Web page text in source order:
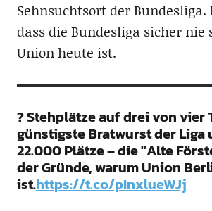
Sehnsuchtsort der
dass die Bundesliga sicher nie
Union heute ist.
? Stehplätze auf drei von vier
günstigste Bratwurst der Liga
22.000 Plätze – die "Alte
der Gründe, warum Union
ist.https://t.co/pInxlueWJj